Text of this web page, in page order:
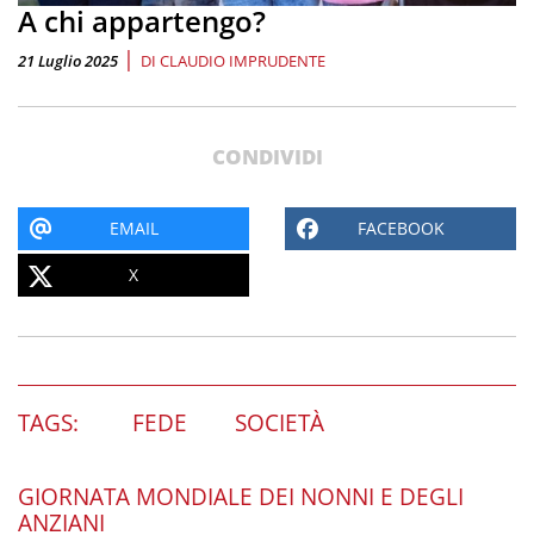
A chi appartengo?
21 Luglio 2025 | DI CLAUDIO IMPRUDENTE
CONDIVIDI
EMAIL FACEBOOK
X
TAGS: FEDE SOCIETÀ
GIORNATA MONDIALE DEI NONNI E DEGLI
ANZIANI